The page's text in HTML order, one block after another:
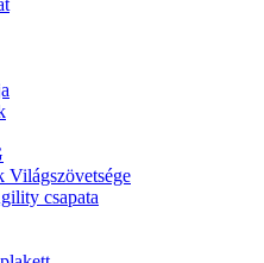
Világszövetsége
csapata